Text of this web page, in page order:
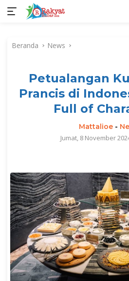
kontenBeranda News
Petualangan
Prancis di
Full of
Mattalioe-
Jumat, 8 November